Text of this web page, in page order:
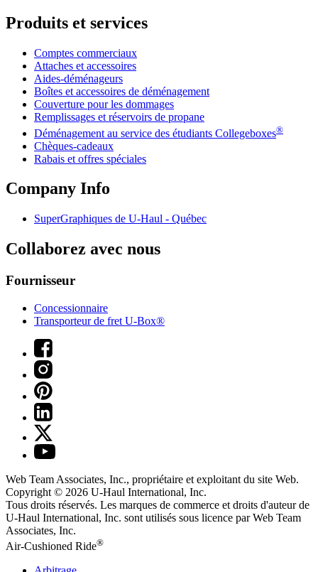
Produits et services
Comptes commerciaux
Attaches et accessoires
Aides-déménageurs
Boîtes et accessoires de déménagement
Couverture pour les dommages
Remplissages et réservoirs de propane
Déménagement au service des étudiants Collegeboxes®
Chèques-cadeaux
Rabais et offres spéciales
Company Info
SuperGraphiques de U-Haul - Québec
Collaborez avec nous
Fournisseur
Concessionnaire
Transporteur de fret U-Box®
Web Team Associates, Inc., propriétaire et exploitant du site Web.
Copyright © 2026 U-Haul International, Inc.
Tous droits réservés. Les marques de commerce et droits d'auteur de
U-Haul International, Inc. sont utilisés sous licence par Web Team
Associates, Inc.
Air-Cushioned Ride®